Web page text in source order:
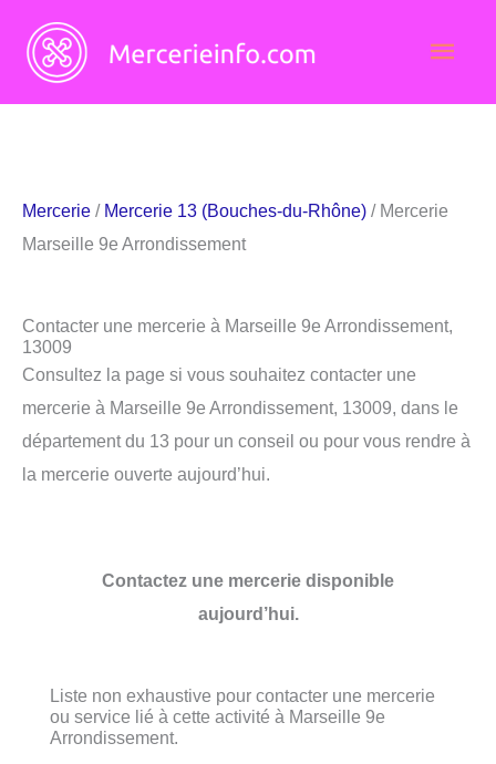
contenu
Mercerie / Mercerie 13 (Bouches-du-Rhône) / Mercerie
Marseille 9e Arrondissement
Contacter une mercerie à Marseille 9e Arrondissement,
13009
Consultez la page si vous souhaitez contacter une
mercerie à Marseille 9e Arrondissement, 13009, dans le
département du 13 pour un conseil ou pour vous rendre à
la mercerie ouverte aujourd’hui.
Contactez une mercerie disponible
aujourd’hui.
Liste non exhaustive pour contacter une mercerie
ou service lié à cette activité à Marseille 9e
Arrondissement.